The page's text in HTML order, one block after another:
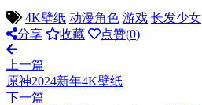
4K壁纸 动漫角色 游戏 长发少女
分享
收藏 点赞(0)
上一篇
原神2024新年4K壁纸
下一篇